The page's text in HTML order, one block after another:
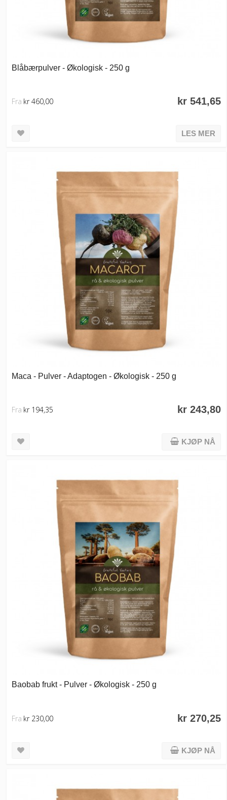
Blåbærpulver - Økologisk - 250 g
kr 541,65
Fra kr 460,00
LES MER
Maca - Pulver - Adaptogen - Økologisk - 250 g
kr 243,80
Fra kr 194,35
KJØP NÅ
Baobab frukt - Pulver - Økologisk - 250 g
kr 270,25
Fra kr 230,00
KJØP NÅ